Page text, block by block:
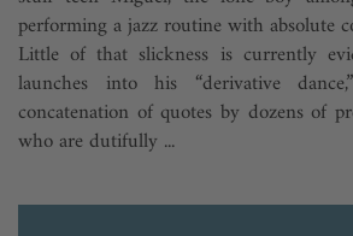
performing a jazz routine with absolute
Little of that slickness is currently
launches into his “derivative
concatenation of quotes by dozens of
who are dutifully ...